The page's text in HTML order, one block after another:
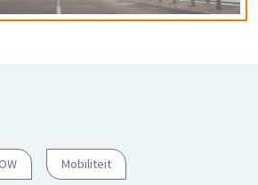
Mobiliteit